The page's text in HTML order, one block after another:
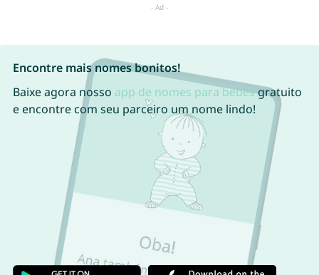
Encontre mais nomes bonitos!
Baixe agora nosso app de nomes para bebêsgratuito
e encontre com seu parceiro um nome lindo!